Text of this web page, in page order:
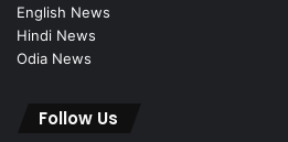
English News
Hindi News
Odia News
Follow Us